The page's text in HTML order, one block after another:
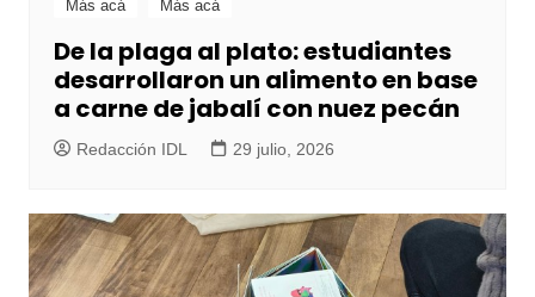
Más acá Más acá
De la plaga al plato: estudiantes
desarrollaron un alimento en base
a carne de jabalí con nuez pecán
Redacción IDL 29 julio, 2026